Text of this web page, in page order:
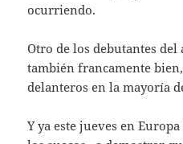
ocurriendo.
Otro de los debutantes del
también francamente
delanteros en la mayoría
Y ya este jueves en